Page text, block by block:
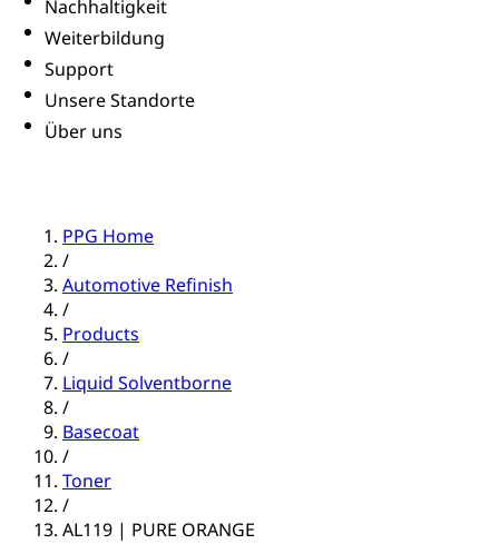
Nachhaltigkeit
Weiterbildung
Support
Unsere Standorte
Über uns
PPG Home
/
Automotive Refinish
/
Products
/
Liquid Solventborne
/
Basecoat
/
Toner
/
AL119 | PURE ORANGE